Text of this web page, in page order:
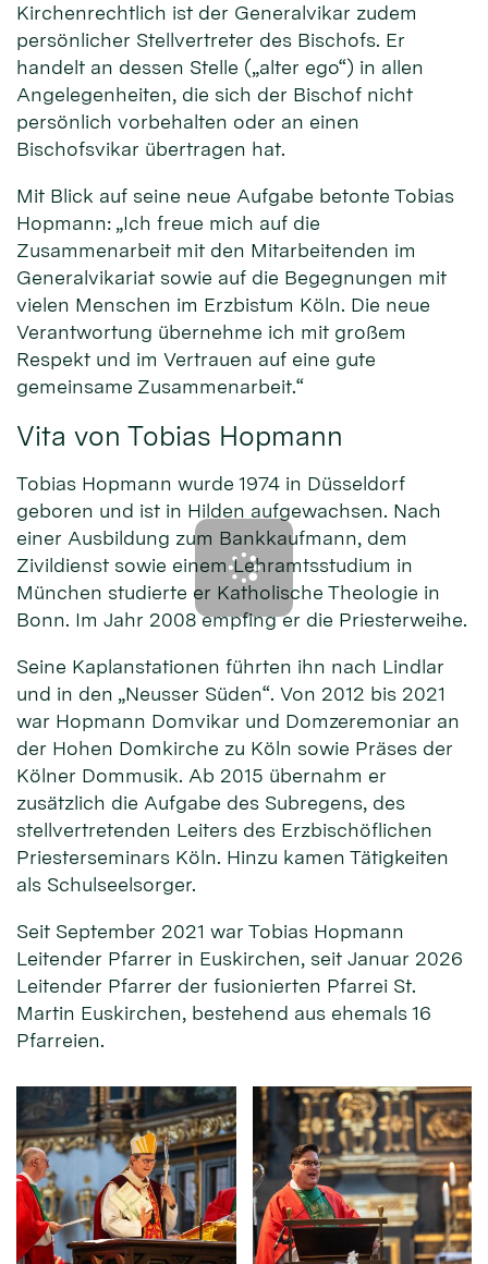
Kirchenrechtlich ist der Generalvikar zudem
persönlicher Stellvertreter des Bischofs. Er
handelt an dessen Stelle („alter ego“) in allen
Angelegenheiten, die sich der Bischof nicht
persönlich vorbehalten oder an einen
Bischofsvikar übertragen hat.
Mit Blick auf seine neue Aufgabe betonte Tobias
Hopmann: „Ich freue mich auf die
Zusammenarbeit mit den Mitarbeitenden im
Generalvikariat sowie auf die Begegnungen mit
vielen Menschen im Erzbistum Köln. Die neue
Verantwortung übernehme ich mit großem
Respekt und im Vertrauen auf eine gute
gemeinsame Zusammenarbeit.“
Vita von Tobias Hopmann
Tobias Hopmann wurde 1974 in Düsseldorf
geboren und ist in Hilden aufgewachsen. Nach
einer Ausbildung zum Bankkaufmann, dem
Zivildienst sowie einem Lehramtsstudium in
München studierte er Katholische Theologie in
Bonn. Im Jahr 2008 empfing er die Priesterweihe.
Seine Kaplanstationen führten ihn nach Lindlar
und in den „Neusser Süden“. Von 2012 bis 2021
war Hopmann Domvikar und Domzeremoniar an
der Hohen Domkirche zu Köln sowie Präses der
Kölner Dommusik. Ab 2015 übernahm er
zusätzlich die Aufgabe des Subregens, des
stellvertretenden Leiters des Erzbischöflichen
Priesterseminars Köln. Hinzu kamen Tätigkeiten
als Schulseelsorger.
Seit September 2021 war Tobias Hopmann
Leitender Pfarrer in Euskirchen, seit Januar 2026
Leitender Pfarrer der fusionierten Pfarrei St.
Martin Euskirchen, bestehend aus ehemals 16
Pfarreien.